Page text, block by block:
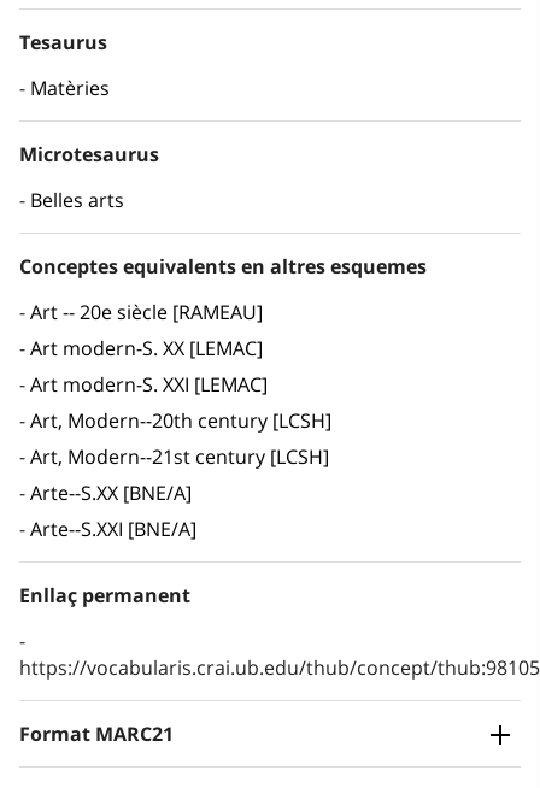
Tesaurus
Matèries
Microtesaurus
Belles arts
Conceptes equivalents en altres esquemes
Art -- 20e siècle [RAMEAU]
Art modern-S. XX [LEMAC]
Art modern-S. XXI [LEMAC]
Art, Modern--20th century [LCSH]
Art, Modern--21st century [LCSH]
Arte--S.XX [BNE/A]
Arte--S.XXI [BNE/A]
Enllaç permanent
https://vocabularis.crai.ub.edu/thub/concept/
Format MARC21